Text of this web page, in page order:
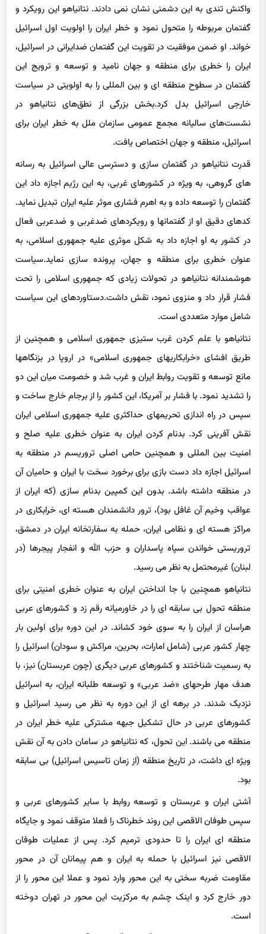
خواند. او ضمن موفقیت در تقویت این گفتمان ضدایرانی در اسرائیل،
ایران را خطری برای منطقه و جهان نامید و توسعه و ترویج این
گفتمان در سطوح منطقه ای و بین المللی را به اولویتی در سیاست
خارجی اسرائیل بدل کرد.بخش بزرگی از نطق‌های نتانیاهو در
نشست‌های سالیانه مجمع عمومی سازمان ملل به خطر ایران برای
اسرائیل، منطقه و جهان اختصاص یافت.
قدرت نتانیاهو در گفتمان سازی و دسترسی عالی اسرائیل به رسانه
های گروهی، به ویژه در کشورهای غربی، به این رژیم اجازه داد این
گفتمان را توسعه داده و به اهرم فشاری موثر علیه ایران تبدیل نماید.
کدهای دقیق او از گفتمانها و رویکردهای ضدغربی و ضدعربی فعال
در کشور به او اجازه داد به شکل موثری علیه جمهوری اسلامی، به
عنوان خطری برای منطقه و جهان، پرونده سازی نماید.سیاست
هوشمندانه نتانیاهو در تحولات زیادی که جمهوری اسلامی را تحت
فشار قرار داد و منزوی نمود، نقش داشت.دستاوردهای این سیاست
شامل موارد متعددی است.
نتانیاهو با علم کردن غرب ستیزی جمهوری اسلامی و همچنین از
طریق افشای «خرابکاریهای جمهوری اسلامی» در اروپا در بزنگاهها
مانع توسعه و تقویت روابط ایران و غرب شد و خصومت میان این دو
را تشدید نمود. با فشار بر آمریکا، این کشور را از برجام خارج ساخت و
سپس در راه اندازی تحریمهای حداکثری علیه جمهوری اسلامی ایران
نقش آفرینی کرد. بدنام کردن ایران به عنوان خطری علیه صلح و
امنیت بین المللی و همچنین حامی اصلی تروریسم در منطقه به
اسرائیل اجازه داد دست بازی برای برخورد سخت با ایران و حامیان آن
در منطقه داشته باشد. بدون این کمپین بدنام سازی (که ایران از
عواقب وخیم آن غافل بود)، ترور دانشمندان هسته ای، خرابکاری در
مراکز هسته ای و نظامی ایران، حمله به سفارتخانه ایران در دمشق،
تروریستی خواندن سپاه پاسداران و حزب الله و انفجار پیجرها (در
لبنان) غیرمحتمل به نظر می رسید.
نتانیاهو همچنین با جا انداختن ایران به عنوان خطری امنیتی برای
منطقه تحول بی سابقه ای را در خاورمیانه رقم زد و کشورهای عربی
هراسان از ایران را به سوی خود کشاند. در این دوره برای اولین بار
چهار کشور عربی (شامل امارات، بحرین، مراکش و سودان) اسرائیل را
به رسمیت شناختند و کشورهای عربی دیگری (چون عربستان) نیز، با
هدف مهار طرحهای «ضد عربی» و توسعه طلبانه ایران، به اسرائیل
نزدیک شدند. در برهه ای از این دوره به نظر می رسید اسرائیل و
کشورهای عربی در حال تشکیل جبهه مشترکی علیه خطر ایران در
منطقه می باشند. این تحول، که نتانیاهو در سامان دادن به آن نقش
ویژه ای داشت، در تاریخ منطقه (از زمان تاسیس اسرائیل) بی سابقه
بود.
آشتی ایران و عربستان و توسعه روابط با سایر کشورهای عربی و
سپس طوفان الاقصی این روند خطرناک را فعلا متوقف نمود و جایگاه
منطقه ای ایران را تا حدودی ترمیم کرد. پس از عملیات طوفان
الاقصی نیز اسرائیل با حمله به ایران و هم پیمانان آن در محور
مقاومت ضربه سختی به این محور وارد نمود و عملا این محور را از
دور خارج کرد و اینک چشم به مرکزیت این محور در تهران دوخته
است.
نتانیاهو در مقابله با ایران قدم به قدم جلو آمده و اینک صراحتا
سخن از تمام کردن کار ایران می راند و سایه حمله نظامی آن بر مراکز